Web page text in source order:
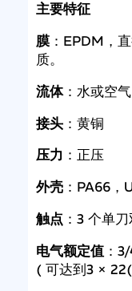
主要特征
膜：EPDM，
质。
流体：水或空气
接头：黄铜
压力 ：正压
外壳：PA66，
触点 ：3 个单
电气额定值：
( 可达到3 ×